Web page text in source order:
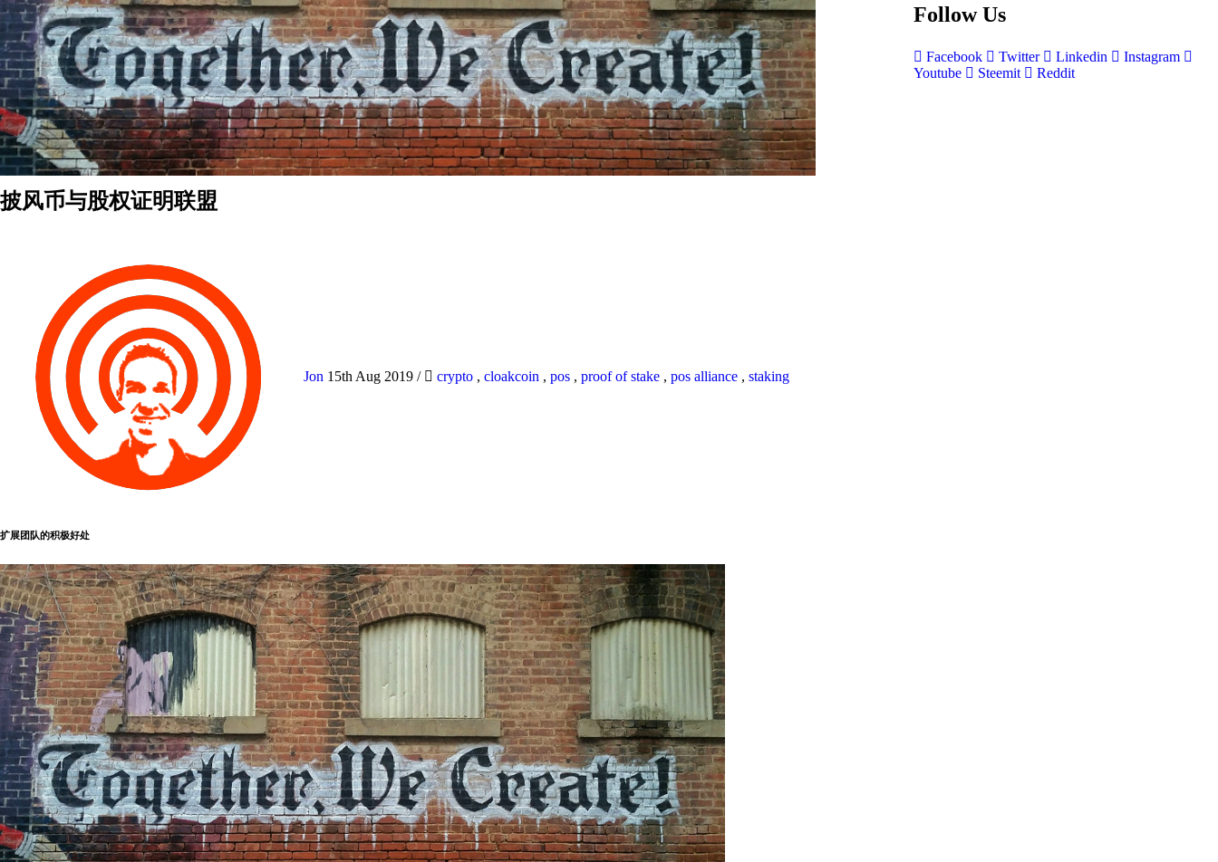
披风币与股权证明联盟
Jon 15th Aug 2019 / crypto , cloakcoin , pos , proof of stake , pos alliance , staking
扩展团队的积极好处
Follow Us
Facebook Twitter Linkedin
Instagram
Youtube
Steemit Reddit